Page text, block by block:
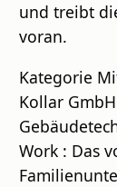
und treibt
voran.
Kategorie
Kollar
Work : Das